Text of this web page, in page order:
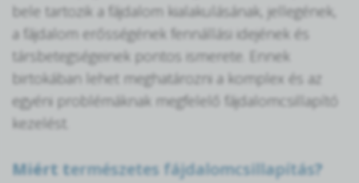
bele tartozik a fájdalom kialakulásának, jellegének,
a fájdalom erősségének fennállási idejének és
társbetegségeinek pontos ismerete. Ennek
birtokában lehet meghatározni a komplex és az
egyéni problémáknak megfelelő fájdalomcsillapító
kezelést.
Miért természetes fájdalomcsillapítás?